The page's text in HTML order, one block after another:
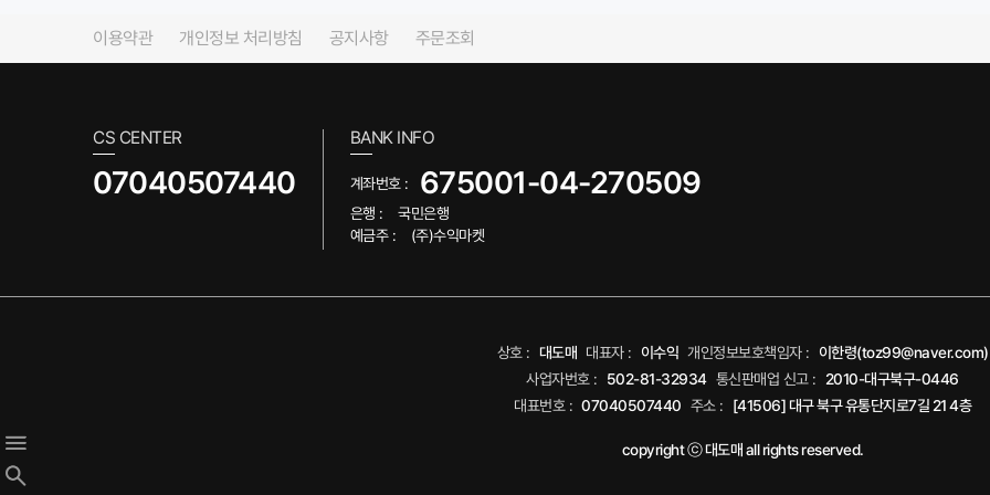
이용약관 개인정보 처리방침 공지사항 주문조회
CS CENTER
07040507440
BANK INFO
계좌번호 : 675001-04-270509
은행 :
국민은행
예금주 :
(주)수익마켓
상호 : 대도매 대표자 : 이수익 개인정보보호책임자 :
이한령(toz99@naver.com)
사업자번호 :
502-81-32934 통신판매업 신고 :
2010-대구북구-0446
대표번호 : 07040507440 주소 : [41506] 대구 북구 유통단지로7길 21 4층
copyright ⓒ 대도매 all rights reserved.